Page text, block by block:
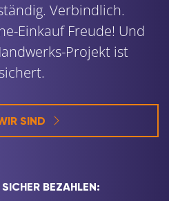
Verbindlich.
Einkauf Freude! Und
Projekt ist
SIND
BEZAHLEN: